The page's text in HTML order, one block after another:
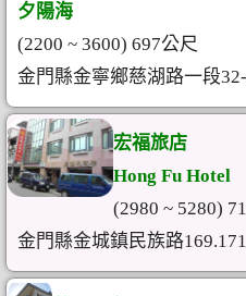
夕陽海
(2200 ~ 3600) 697公尺
金門縣金寧鄉慈湖路一段
宏福旅店
Hong Fu Hotel
(2980 ~ 5280)
金門縣金城鎮民族路